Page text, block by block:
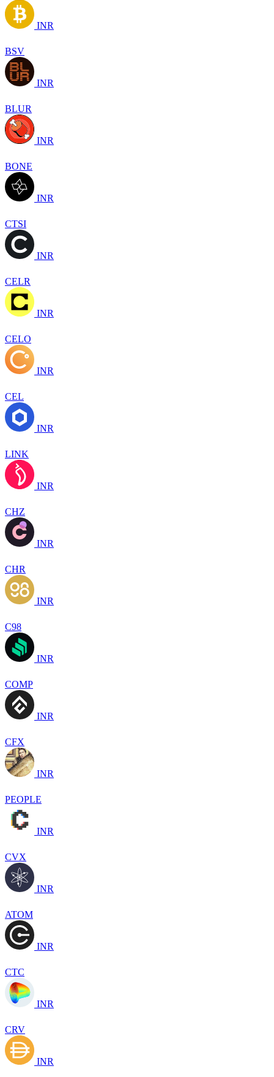
INR
BSV
INR
BLUR
INR
BONE
INR
CTSI
INR
CELR
INR
CELO
INR
CEL
INR
LINK
INR
CHZ
INR
CHR
INR
C98
INR
COMP
INR
CFX
INR
PEOPLE
INR
CVX
INR
ATOM
INR
CTC
INR
CRV
INR